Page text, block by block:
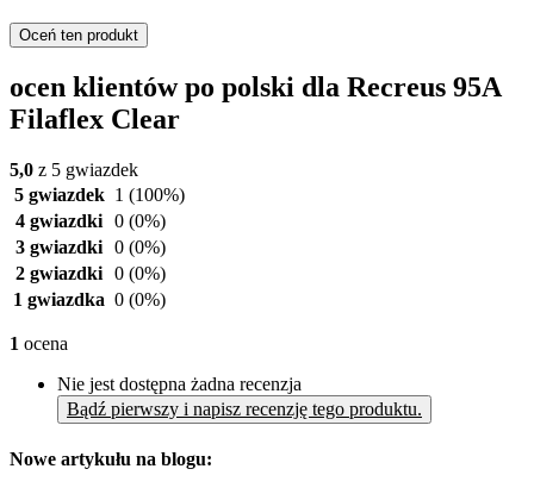
Oceń ten produkt
ocen klientów po polski dla Recreus 95A
Filaflex Clear
5,0 z 5 gwiazdek
5 gwiazdek 1 (100%)
4 gwiazdki 0 (0%)
3 gwiazdki 0 (0%)
2 gwiazdki 0 (0%)
1 gwiazdka 0 (0%)
1 ocena
Nie jest dostępna żadna recenzja
Bądź pierwszy i napisz recenzję tego produktu.
Nowe artykułu na blogu: